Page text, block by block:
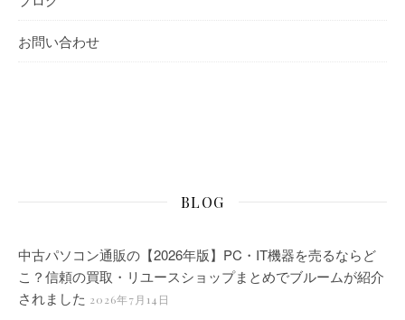
お問い合わせ
BLOG
中古パソコン通販の【2026年版】PC・IT機器を売るならど
こ？信頼の買取・リユースショップまとめでブルームが紹介
されました 2026年7月14日